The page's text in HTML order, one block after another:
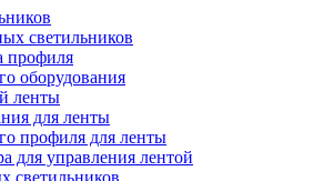
светильников
профиля
оборудования
ленты
для ленты
профиля для ленты
для управления лентой
светильников